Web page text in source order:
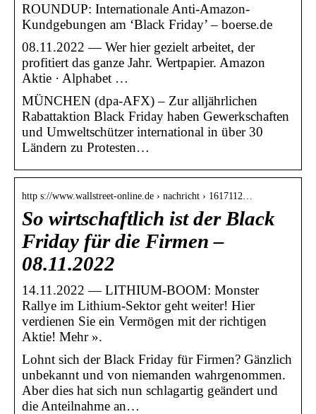
ROUNDUP: Internationale Anti-Amazon-
Kundgebungen am ‘Black Friday’ – boerse.de
08.11.2022 — Wer hier gezielt arbeitet, der
profitiert das ganze Jahr. Wertpapier. Amazon
Aktie · Alphabet …
MÜNCHEN (dpa-AFX) – Zur alljährlichen
Rabattaktion Black Friday haben Gewerkschaften
und Umweltschützer international in über 30
Ländern zu Protesten…
http s://www.wallstreet-online.de › nachricht › 1617112…
So wirtschaftlich ist der Black
Friday für die Firmen –
08.11.2022
14.11.2022 — LITHIUM-BOOM: Monster
Rallye im Lithium-Sektor geht weiter! Hier
verdienen Sie ein Vermögen mit der richtigen
Aktie! Mehr ».
Lohnt sich der Black Friday für Firmen? Gänzlich
unbekannt und von niemanden wahrgenommen.
Aber dies hat sich nun schlagartig geändert und
die Anteilnahme an…